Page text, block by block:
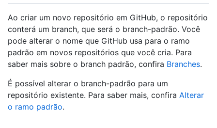
Ao criar um novo repositório em GitHub, o repositório
conterá um branch, que será o branch-padrão. Você
pode alterar o nome que GitHub usa para o ramo
padrão em novos repositórios que você cria. Para
saber mais sobre o branch padrão, confira Branches.
É possível alterar o branch-padrão para um
repositório existente. Para saber mais, confira Alterar
o ramo padrão.